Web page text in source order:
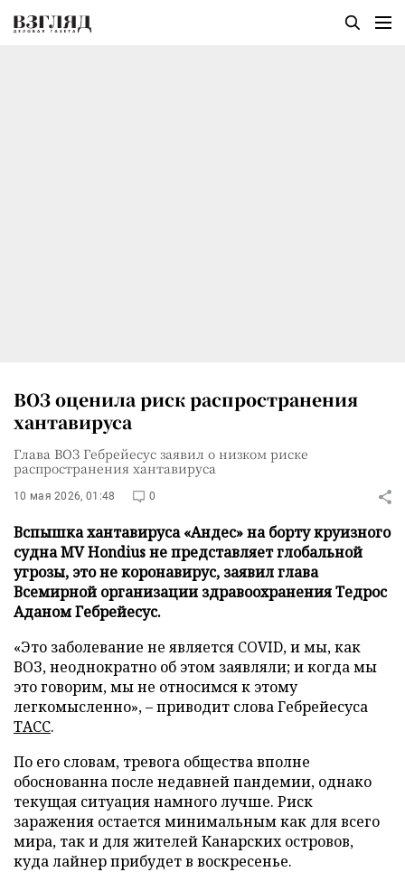
ВОЗ оценила риск распространения
хантавируса
Глава ВОЗ Гебрейесус заявил о низком риске
распространения хантавируса
10 мая 2026, 01:48 0
Вспышка хантавируса «Андес» на борту круизного
судна MV Hondius не представляет глобальной
угрозы, это не коронавирус, заявил глава
Всемирной организации здравоохранения Тедрос
Аданом Гебрейесус.
«Это заболевание не является COVID, и мы, как
ВОЗ, неоднократно об этом заявляли; и когда мы
это говорим, мы не относимся к этому
легкомысленно», – приводит слова Гебрейесуса
ТАСС.
По его словам, тревога общества вполне
обоснованна после недавней пандемии, однако
текущая ситуация намного лучше. Риск
заражения остается минимальным как для всего
мира, так и для жителей Канарских островов,
куда лайнер прибудет в воскресенье.